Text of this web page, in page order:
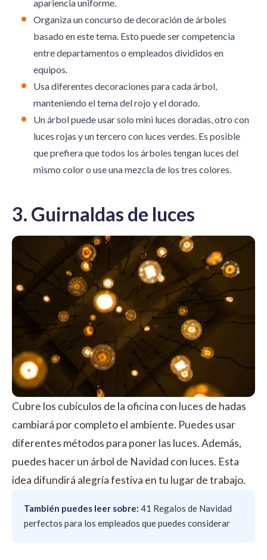
apariencia uniforme.
Organiza un concurso de decoración de árboles
basado en este tema. Esto puede ser competencia
entre departamentos o empleados divididos en
equipos.
Usa diferentes decoraciones para cada árbol,
manteniendo el tema del rojo y el dorado.
Un árbol puede usar solo mini luces doradas, otro con
luces rojas y un tercero con luces verdes. Es posible
que prefiera que todos los árboles tengan luces del
mismo color o use una mezcla de los tres colores.
3. Guirnaldas de luces
Cubre los cubículos de la oficina con luces de hadas
cambiará por completo el ambiente. Puedes usar
diferentes métodos para poner las luces. Además,
puedes hacer un árbol de Navidad con luces. Esta
idea difundirá alegría festiva en tu lugar de trabajo.
También puedes leer sobre: 41 Regalos de Navidad
perfectos para los empleados que puedes considerar